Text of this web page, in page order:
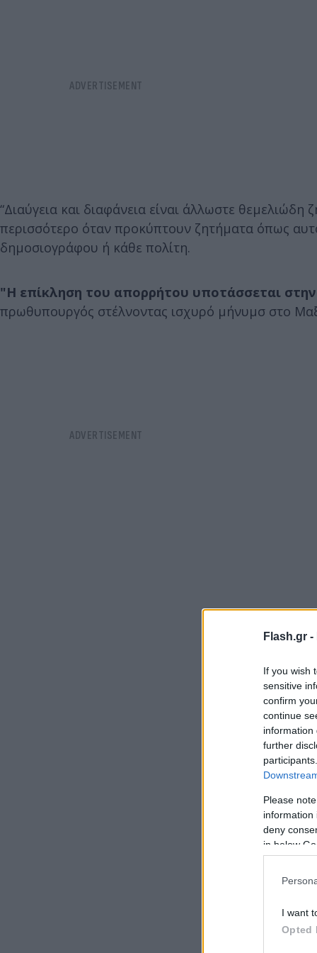
Flash.gr -
If you wish
sensitive
confirm
continue
information
further
Please
information
deny
in below
I want
Opted
“Διαύγεια και διαφάνεια είναι άλλωστε
περισσότερο όταν προκύπτουν ζητήματα όπως
δημοσιογράφου ή κάθε πολίτη.
"Η επίκληση του απορρήτου υποτάσσεται
πρωθυπουργός στέλνοντας ισχυρό μήνυμσ στο